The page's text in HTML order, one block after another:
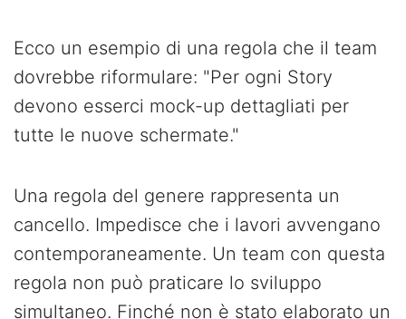
Ecco un esempio di una regola che il team
dovrebbe riformulare: "Per ogni Story
devono esserci mock-up dettagliati per
tutte le nuove schermate."
Una regola del genere rappresenta un
cancello. Impedisce che i lavori avvengano
contemporaneamente. Un team con questa
regola non può praticare lo sviluppo
simultaneo. Finché non è stato elaborato un